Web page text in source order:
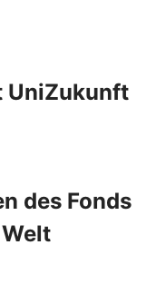
UniZukunft
des Fonds